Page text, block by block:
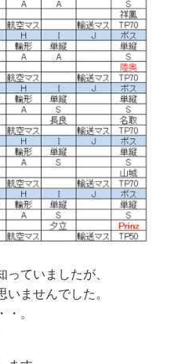
ていましたが、
ませんでした。
。